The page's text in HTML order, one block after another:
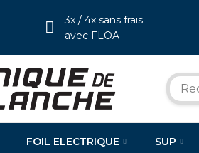
3x / 4x sans frais
avec FLOA
FOIL ELECTRIQUE SUP